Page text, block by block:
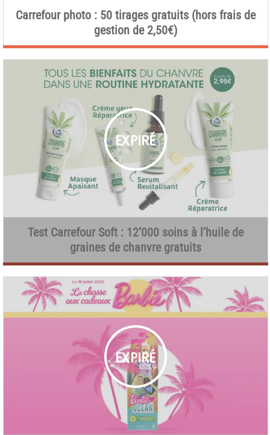
Carrefour photo : 50 tirages gratuits (hors frais de
gestion de 2,50€)
Test Carrefour Soft : 12’000 soins à l’huile de
graines de chanvre gratuits